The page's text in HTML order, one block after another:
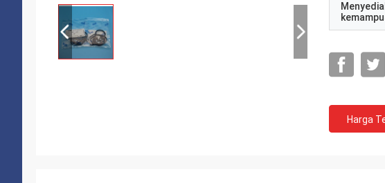
Harga